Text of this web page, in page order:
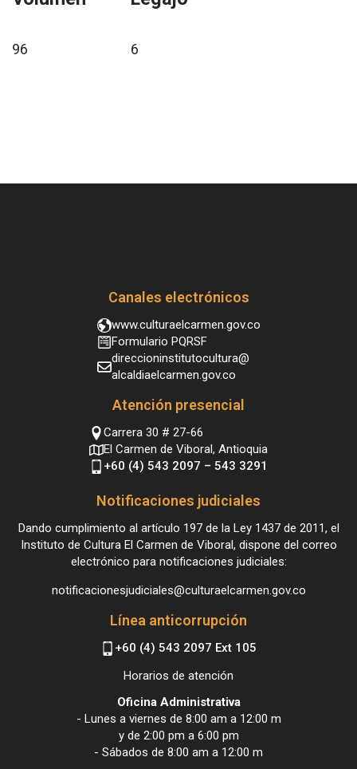
96 6
Canales electrónicos
www.culturaelcarmen.gov.co
Formulario PQRSF
direccioninstitutocultura@
alcaldiaelcarmen.gov.co
Atención presencial
Carrera 30 # 27-66
El Carmen de Viboral, Antioquia
+60 (4) 543 2097 – 543 3291
Notificaciones judiciales
Dando cumplimiento al artículo 197 de la Ley 1437 de 2011, el
Instituto de Cultura El Carmen de Viboral, dispone del correo
electrónico para notificaciones judiciales:
notificacionesjudiciales@culturaelcarmen.gov.co
Línea anticorrupción
+60 (4) 543 2097 Ext 105
Horarios de atención
Oficina Administrativa
- Lunes a viernes de 8:00 am a 12:00 m
y de 2:00 pm a 6:00 pm
- Sábados de 8:00 am a 12:00 m